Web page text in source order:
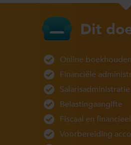
Dit
Online boekhouden
Financiële
Salarisadministratie
Belastingaangifte
Fiscaal en
Voorbereiding